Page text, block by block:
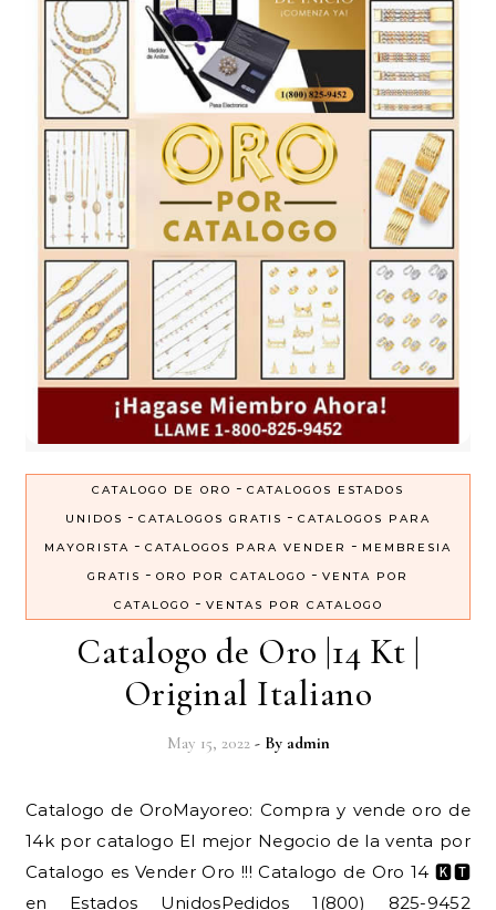
CATALOGO DE ORO - CATALOGOS ESTADOS
UNIDOS - CATALOGOS GRATIS - CATALOGOS PARA
MAYORISTA - CATALOGOS PARA VENDER - MEMBRESIA
GRATIS - ORO POR CATALOGO - VENTA POR
CATALOGO - VENTAS POR CATALOGO
Catalogo de Oro |14 Kt |
Original Italiano
May 15, 2022 - By admin
14k por catalogo El mejor Negocio de la venta por
Catalogo es Vender Oro !!! Catalogo de Oro 14 🅺🆃
en Estados UnidosPedidos 1(800) 825-9452